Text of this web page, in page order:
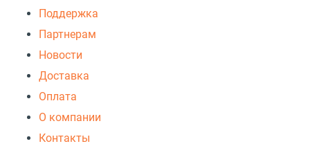
Поддержка
Партнерам
Новости
Доставка
Оплата
О компании
Контакты